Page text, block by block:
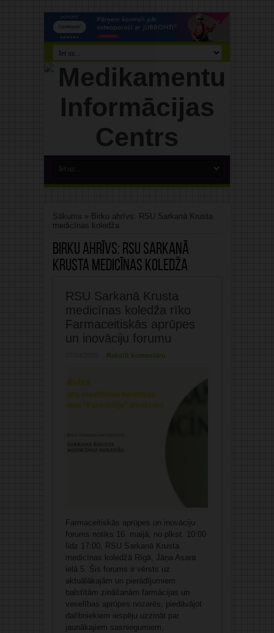
Sākums » Birku ahrīvs: RSU Sarkanā Krusta
medicīnas koledža
Birku ahrīvs: RSU Sarkanā
Krusta medicīnas koledža
RSU Sarkanā Krusta
medicīnas koledža rīko
Farmaceitiskās aprūpes
un inovāciju forumu
Rakstīt komentāru
Farmaceitiskās aprūpes un inovāciju
forums notiks 16. maijā, no plkst. 10:00
līdz 17:00, RSU Sarkanā Krusta
medicīnas koledžā Rīgā, Jāņa Asara
ielā 5. Šis forums ir vērsts uz
aktuālākajām un pierādījumiem
balstītām zināšanām farmācijas un
veselības aprūpes nozarēs, piedāvājot
dalībniekiem iespēju uzzināt par
jaunākajiem sasniegumiem,